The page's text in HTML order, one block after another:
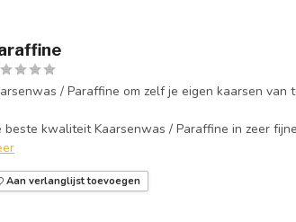
/ Paraffine om zelf je eigen kaarsen van
beste kwaliteit Kaarsenwas / Paraffine in zeer
Aan verlanglijst toevoegen